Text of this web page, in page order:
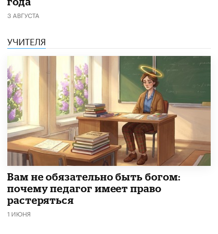
3 АВГУСТА
УЧИТЕЛЯ
​Вам не обязательно быть богом:
почему педагог имеет право
растеряться
1 ИЮНЯ